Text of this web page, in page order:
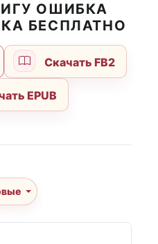
ОШИБКА
БЕСПЛАТНО
Скачать FB2
EPUB
новые